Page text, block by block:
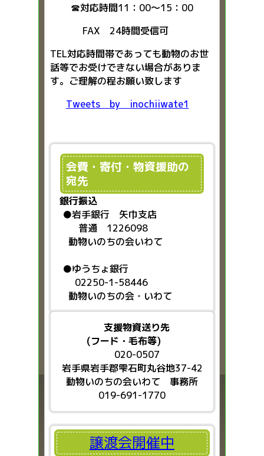
☎対応時間11：00～15：00
FAX 24時間受信可
TEL対応時間帯であっても動物のお世
話等でお受けできない場合がありま
す。ご理解の程お願い致します
Tweets by inochiiwate1
会費・寄付・物資援助の
宛先
銀行振込
●岩手銀行 矢巾支店
普通 1226098
動物いのちの会いわて
●ゆうちょ銀行
02250-1-58446
動物いのちの会・いわて
支援物資送り先
(フード・毛布等)
020-0507
岩手県岩手郡雫石町丸谷地37-42
動物いのちの会いわて 事務所
019-691-1770
譲渡会開催中